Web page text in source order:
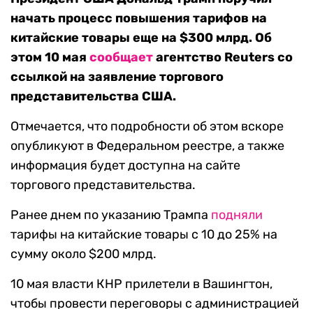
начать процесс повышения тарифов на
китайские товары еще на $300 млрд. Об
этом 10 мая сообщаетагентство Reuters со
ссылкой на заявление торгового
представительства США.
Отмечается, что подробности об этом вскоре
опубликуют в Федеральном реестре, а также
информация будет доступна на сайте
торгового представительства.
Ранее днем по указанию Трампа подняли
тарифы на китайские товары с 10 до 25% на
сумму около $200 млрд.
10 мая власти КНР прилетели в Вашингтон,
чтобы провести переговоры с администрацией